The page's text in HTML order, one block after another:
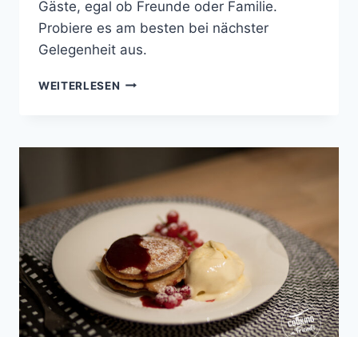
Gäste, egal ob Freunde oder Familie.
Probiere es am besten bei nächster
Gelegenheit aus.
WEITERLESEN HIRSCHSTEAKS
MIT
GESCHMORTEM
WIRSING
UND
KARTOFFELSTAMPF